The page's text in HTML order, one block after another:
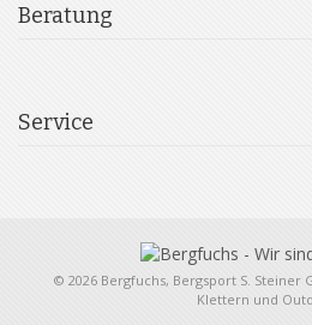
Beratung
Service
© 2026 Bergfuchs, Bergsport S. Steiner
Klettern und